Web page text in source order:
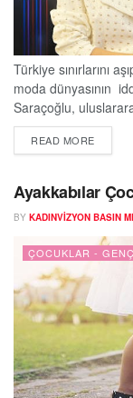
Türkiye sınırlarını
moda dünyasının
Saraçoğlu,
öğrencileriyle
tecrübelerini ve
Öğrencilerin yoğun
18 yaşında
hikayeleri altın
READ MOREDETAILS
Ayakkabılar
BY KADINVIZYON BASIN
ÇOCUKLAR -